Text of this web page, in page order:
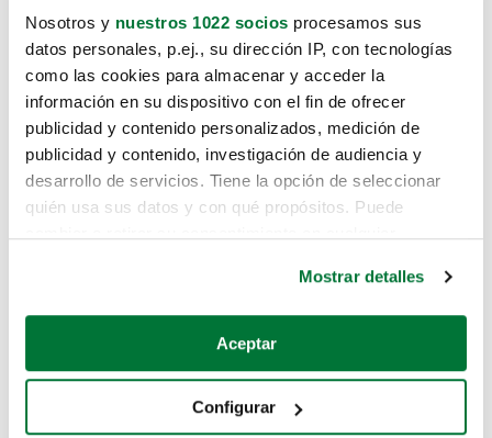
Nosotros y nuestros 1022 socios procesamos sus
datos personales, p.ej., su dirección IP, con tecnologías
como las cookies para almacenar y acceder la
información en su dispositivo con el fin de ofrecer
publicidad y contenido personalizados, medición de
publicidad y contenido, investigación de audiencia y
desarrollo de servicios. Tiene la opción de seleccionar
quién usa sus datos y con qué propósitos. Puede
Si lo permite, también quisiéramos:
Recopilar información sobre su ubicación geográfica
Identificar su dispositivo analizándolo activamente
Mostrar detalles
Aceptar
Configurar
Lo sentimos, no sabemos como
te hemos traido hasta aquí.
Pero puedes encontrar el coche que estás
buscando en alguno de estos enlaces:
Coches de segunda mano
Coches de km0